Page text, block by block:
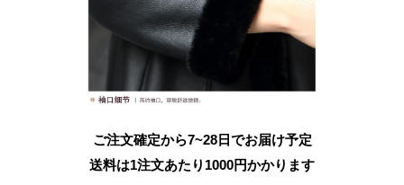
ご注文確定から7~28日でお届け予定
送料は1注文あたり 1000円かかります